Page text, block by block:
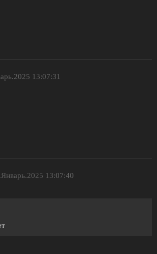
13:07:31
13:07:40